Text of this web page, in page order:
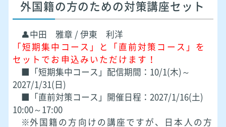
外国籍の方のための対策講座セット
👤中田 雅章 / 伊東 利洋
「短期集中コース」と「直前対策コース」を
セットでお申込みいただけます！
■「短期集中コース」配信期間：10/1(木)～
2027/1/31(日)
■「直前対策コース」開催日程：2027/1/16(土)
10:00～17:00
※外国籍の方向けの講座ですが、日本人の方